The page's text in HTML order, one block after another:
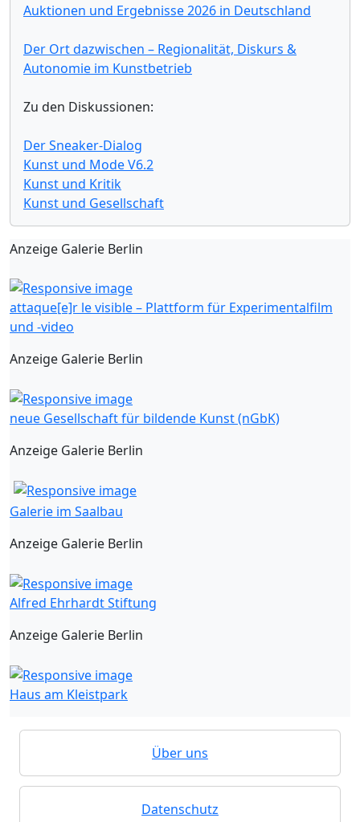
Auktionen und Ergebnisse 2026 in Deutschland
Der Ort dazwischen – Regionalität, Diskurs &
Autonomie im Kunstbetrieb
Zu den Diskussionen:
Der Sneaker-Dialog
Kunst und Mode V6.2
Kunst und Kritik
Kunst und Gesellschaft
Anzeige Galerie Berlin
attaque[e]r le visible – Plattform für Experimentalfilm
und -video
Anzeige Galerie Berlin
neue Gesellschaft für bildende Kunst (nGbK)
Anzeige Galerie Berlin
Galerie im Saalbau
Anzeige Galerie Berlin
Alfred Ehrhardt Stiftung
Anzeige Galerie Berlin
Haus am Kleistpark
Über uns
Datenschutz